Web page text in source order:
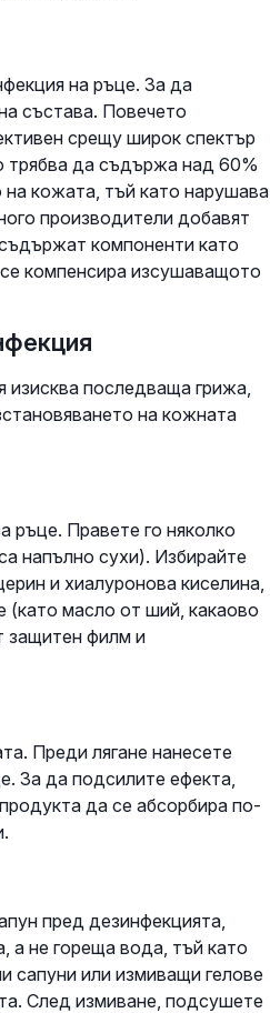
на ръце. За да
състава. Повечето
срещу широк спектър
трябва да съдържа над 60%
кожата, тъй като нарушава
производители добавят
компоненти като
компенсира изсушаващото
последваща грижа,
на кожната
ръце. Правете го няколко
напълно сухи). Избирайте
и хиалуронова киселина,
(като масло от ший, какаово
защитен филм и
Преди лягане нанесете
За да подсилите ефекта,
да се абсорбира по-
пред дезинфекцията,
а не гореща вода, тъй като
сапуни или измиващи гелове
След измиване, подсушете